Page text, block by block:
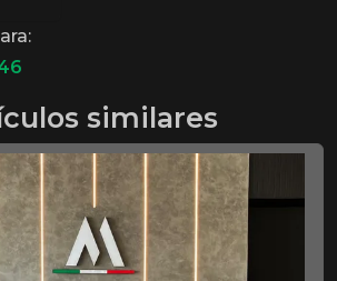
similares